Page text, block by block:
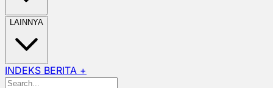
LAINNYA
INDEKS BERITA +